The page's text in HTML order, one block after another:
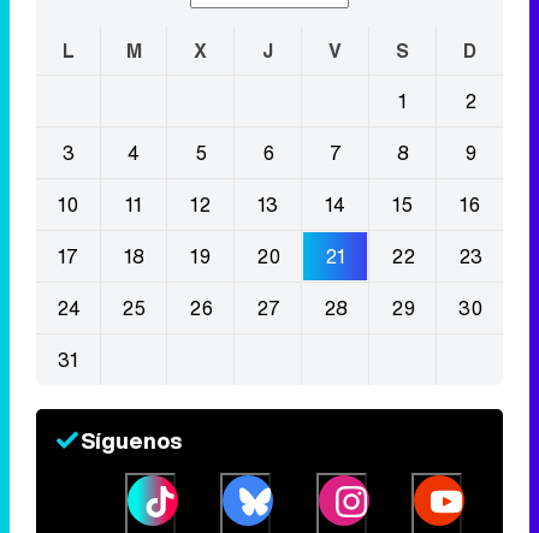
L M X J V S
D
1
2
3
4 5 6 7 8
9
10
11 12 13 14 15
16
17
18 19 20 21 22
23
24
25 26 27 28 29
30
31
Síguenos